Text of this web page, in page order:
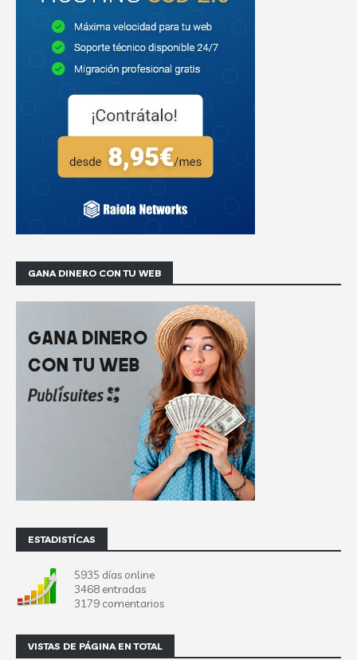
GANA DINERO CON TU WEB
ESTADISTÍCAS
5935 días online
3468 entradas
3179 comentarios
VISTAS DE PÁGINA EN TOTAL